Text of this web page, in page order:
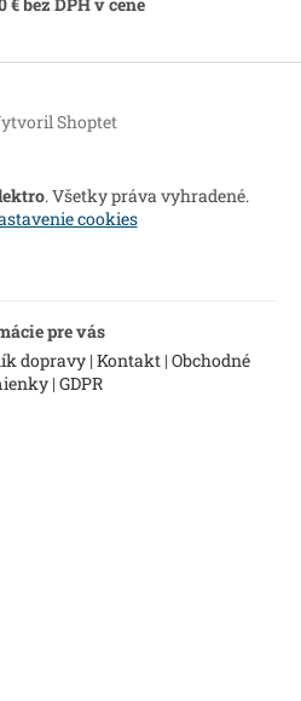
Shoptet
. Všetky práva vyhradené.
cookies
pre vás
dopravy| Kontakt| Obchodné
| GDPR